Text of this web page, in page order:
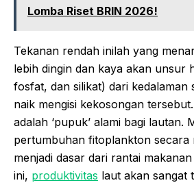
Lomba Riset BRIN 2026!
Tekanan rendah inilah yang
lebih dingin dan kaya akan unsur
fosfat, dan silikat) dari kedalaman
naik mengisi kekosongan
adalah ‘pupuk’ alami bagi lautan.
pertumbuhan fitoplankton secara
menjadi dasar dari rantai
ini, produktivitas laut akan sangat